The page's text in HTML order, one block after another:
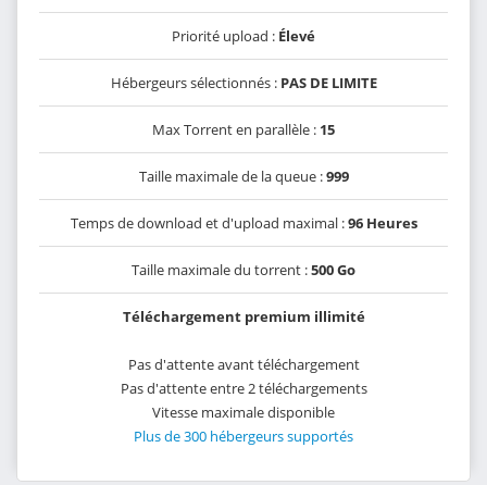
Priorité upload : Élevé
Hébergeurs sélectionnés : PAS DE LIMITE
Max Torrent en parallèle : 15
Taille maximale de la queue :999
Temps de download et d'upload maximal :96 Heures
Taille maximale du torrent :500 Go
Téléchargement premium illimité
Pas d'attente avant téléchargement
Pas d'attente entre 2 téléchargements
Vitesse maximale disponible
Plus de 300 hébergeurs supportés